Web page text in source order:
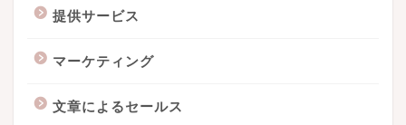
提供サービス
マーケティング
文章によるセールス